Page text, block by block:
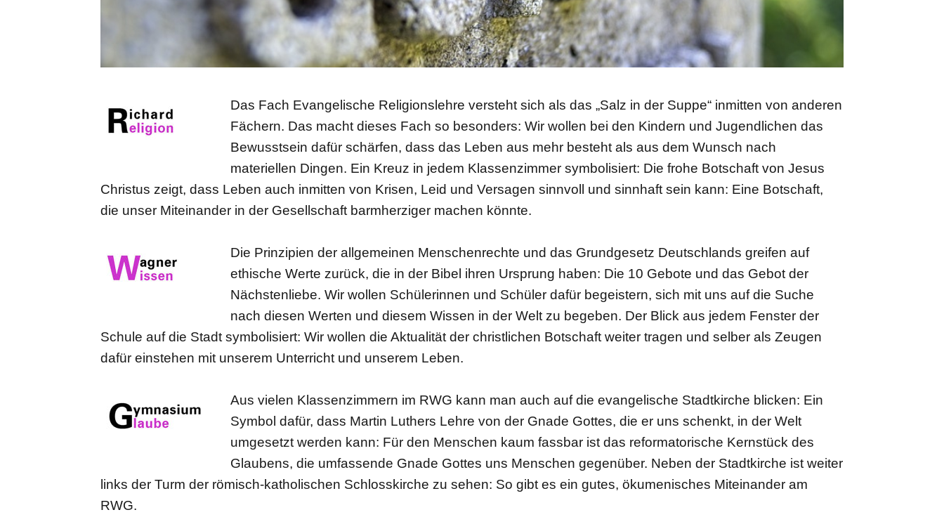
Das Fach Evangelische Religionslehre versteht sich als das „Salz in der Suppe“ inmitten von anderen
Fächern. Das macht dieses Fach so besonders: Wir wollen bei den Kindern und Jugendlichen das
Bewusstsein dafür schärfen, dass das Leben aus mehr besteht als aus dem Wunsch nach
materiellen Dingen. Ein Kreuz in jedem Klassenzimmer symbolisiert: Die frohe Botschaft von Jesus
Christus zeigt, dass Leben auch inmitten von Krisen, Leid und Versagen sinnvoll und sinnhaft sein kann: Eine Botschaft,
die unser Miteinander in der Gesellschaft barmherziger machen könnte.
Die Prinzipien der allgemeinen Menschenrechte und das Grundgesetz Deutschlands greifen auf
ethische Werte zurück, die in der Bibel ihren Ursprung haben: Die 10 Gebote und das Gebot der
Nächstenliebe. Wir wollen Schülerinnen und Schüler dafür begeistern, sich mit uns auf die Suche
nach diesen Werten und diesem Wissen in der Welt zu begeben. Der Blick aus jedem Fenster der
Schule auf die Stadt symbolisiert: Wir wollen die Aktualität der christlichen Botschaft weiter tragen und selber als Zeugen
dafür einstehen mit unserem Unterricht und unserem Leben.
Aus vielen Klassenzimmern im RWG kann man auch auf die evangelische Stadtkirche blicken: Ein
Symbol dafür, dass Martin Luthers Lehre von der Gnade Gottes, die er uns schenkt, in der Welt
umgesetzt werden kann: Für den Menschen kaum fassbar ist das reformatorische Kernstück des
Glaubens, die umfassende Gnade Gottes uns Menschen gegenüber. Neben der Stadtkirche ist weiter
links der Turm der römisch-katholischen Schlosskirche zu sehen: So gibt es ein gutes, ökumenisches Miteinander am
RWG.